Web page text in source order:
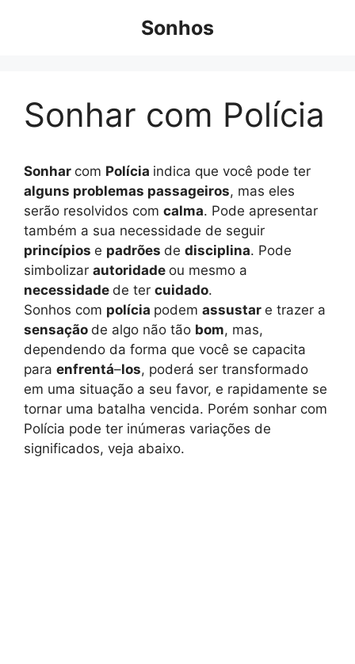
Sonhos
Sonhar com Polícia
Sonhar com Polícia indica que você pode ter
alguns problemas passageiros, mas eles
serão resolvidos com calma. Pode apresentar
também a sua necessidade de seguir
princípios e padrões de disciplina. Pode
simbolizar autoridade ou mesmo a
necessidade de ter cuidado.
Sonhos com polícia podem assustar e trazer a
sensação de algo não tão bom, mas,
dependendo da forma que você se capacita
para enfrentá–los, poderá ser transformado
em uma situação a seu favor, e rapidamente se
tornar uma batalha vencida. Porém sonhar com
Polícia pode ter inúmeras variações de
significados, veja abaixo.